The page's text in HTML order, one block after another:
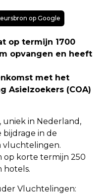
op Google
op termijn 1700
opvangen en heeft
met het
Asielzoekers (COA)
uniek in Nederland,
bijdrage in de
vluchtelingen.
op korte termijn 250
hotels.
Vluchtelingen: